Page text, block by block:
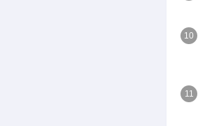
10
11